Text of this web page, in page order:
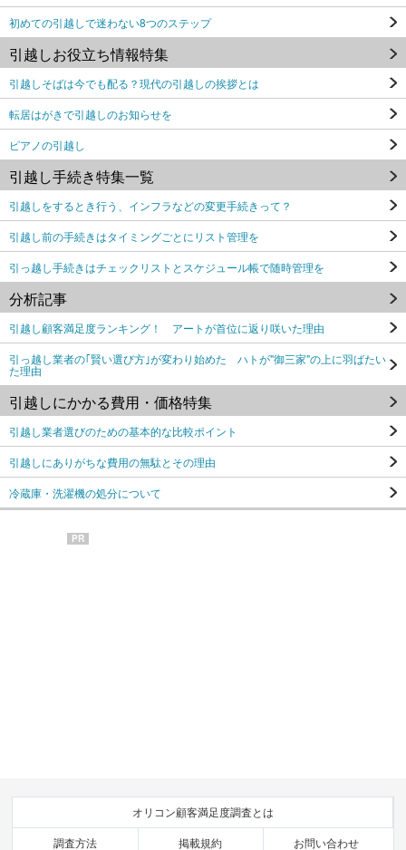
初めての引越しで迷わない8つのステップ
引越しお役立ち情報特集
引越しそばは今でも配る？現代の引越しの挨拶とは
転居はがきで引越しのお知らせを
ピアノの引越し
引越し手続き特集一覧
引越しをするとき行う、インフラなどの変更手続きって？
引越し前の手続きはタイミングごとにリスト管理を
引っ越し手続きはチェックリストとスケジュール帳で随時管理を
分析記事
引越し顧客満足度ランキング！ アートが首位に返り咲いた理由
引っ越し業者の｢賢い選び方｣が変わり始めた ハトが"御三家"の上に羽ばたい
た理由
引越しにかかる費用・価格特集
引越し業者選びのための基本的な比較ポイント
引越しにありがちな費用の無駄とその理由
冷蔵庫・洗濯機の処分について
PR
オリコン顧客満足度調査とは
調査方法 掲載規約 お問い合わせ